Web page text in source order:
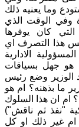
وما يعنيه ذلك
وفي الوقت الذي
كان يوفرها
هذا التصرف اي
الادارية
هو جهل بسياقات
الوزير وضع رئيس
ما بذهنه؟ ام هو
ام ان هذا السلوك
"نفذ ثم ناقش")
ام غير ذلك او كل